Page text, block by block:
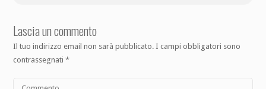
Lascia un commento
Il tuo indirizzo email non sarà pubblicato. I campi obbligatori sono
contrassegnati*